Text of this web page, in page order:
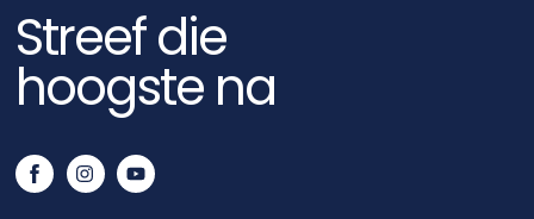
Streef die
hoogste na